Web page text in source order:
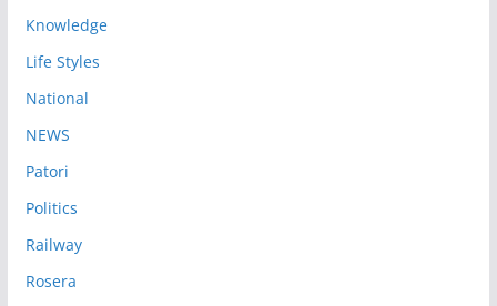
Knowledge
Life Styles
National
NEWS
Patori
Politics
Railway
Rosera